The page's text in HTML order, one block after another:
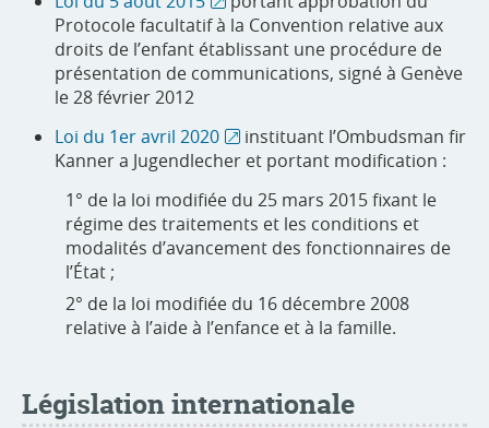
Protocole facultatif à la Convention relative aux
droits de l’enfant établissant une procédure de
présentation de communications, signé à Genève
le 28 février 2012
Loi du 1er avril 2020
instituant l’Ombudsman fir
Kanner a Jugendlecher et portant modification :
1° de la loi modifiée du 25 mars 2015 fixant le
régime des traitements et les conditions et
modalités d’avancement des fonctionnaires de
l’État ;
2° de la loi modifiée du 16 décembre 2008
relative à l’aide à l’enfance et à la famille.
Législation internationale